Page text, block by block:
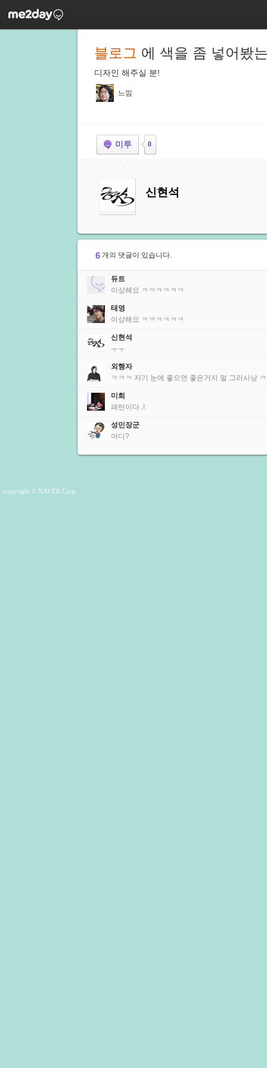
블로그 에 색을 좀 넣어봤
디자인 해주실 분!
느낌
미투 0
신현석
6 개의 댓글이 있습니다.
듀트
이상해요 ㅋㅋㅋㅋㅋㅋ
태영
이상해요 ㅋㅋㅋㅋㅋㅋ
신현석
ㅜㅜ
외행자
ㅋㅋㅋ 자기 눈에 좋으면 좋은거지 멀 그러시낭 ㅋ
미희
패턴이다..!
성민장군
어디?
copyright © NAVER Corp.